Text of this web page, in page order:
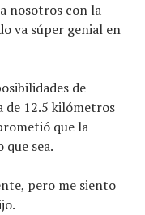
nosotros con la
va súper genial en
de
de 12.5 kilómetros
que la
sea.
pero me siento